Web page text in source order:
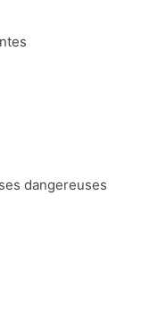
dangereuses